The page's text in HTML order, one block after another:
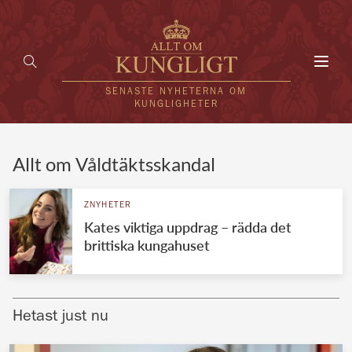
SENASTE NYHETERNA OM
KUNGLIGHETER
UTLÄNDSKT
VÄRLDENS KUNGAHUS
Brittiska kungahuset
Allt om Våldtäktsskandal
ZNYHETER
Kates viktiga uppdrag – rädda det
brittiska kungahuset
Hetast just nu